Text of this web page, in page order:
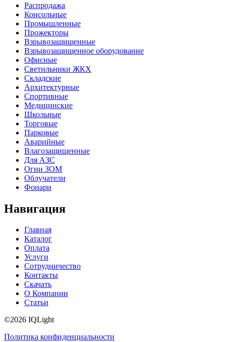
Распродажа
Консольные
Промышленные
Прожекторы
Взрывозащищенные
Взрывозащищенное оборудование
Офисные
Cветильники ЖКХ
Складские
Архитектурные
Спортивные
Медицинские
Школьные
Торговые
Парковые
Аварийные
Влагозащищенные
Для АЗС
Огни ЗОМ
Облучатели
Фонари
Навигация
Главная
Каталог
Оплата
Услуги
Сотрудничество
Контакты
Скачать
О Компании
Статьи
©2026 IQLight
Политика конфиденциальности